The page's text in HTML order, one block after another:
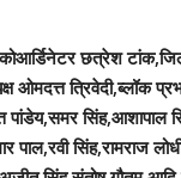
छत्रेश
ओमदत्त त्रिवेदी,ब्लॉक
पांडेय,समर सिंह,आशापाल
पाल,रवी सिंह,रामराज